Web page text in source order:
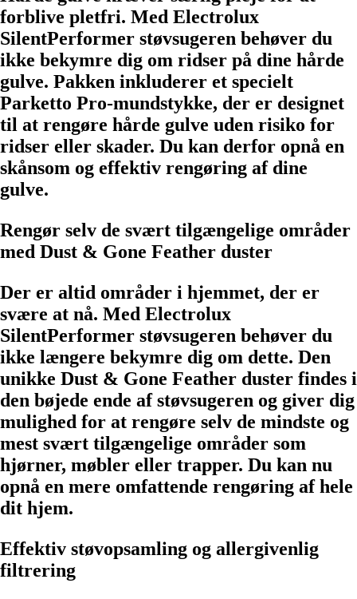
forblive pletfri. Med Electrolux
SilentPerformer støvsugeren behøver du
ikke bekymre dig om ridser på dine hårde
gulve. Pakken inkluderer et specielt
Parketto Pro-mundstykke, der er designet
til at rengøre hårde gulve uden risiko for
ridser eller skader. Du kan derfor opnå en
skånsom og effektiv rengøring af dine
gulve.
Rengør selv de svært tilgængelige områder
med Dust & Gone Feather duster
Der er altid områder i hjemmet, der er
svære at nå. Med Electrolux
SilentPerformer støvsugeren behøver du
ikke længere bekymre dig om dette. Den
unikke Dust & Gone Feather duster findes i
den bøjede ende af støvsugeren og giver dig
mulighed for at rengøre selv de mindste og
mest svært tilgængelige områder som
hjørner, møbler eller trapper. Du kan nu
opnå en mere omfattende rengøring af hele
dit hjem.
Effektiv støvopsamling og allergivenlig
filtrering